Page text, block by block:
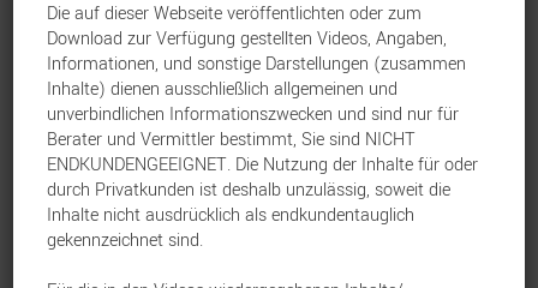
Hausrat-Tarife der NV mit Bestnote ausgezeichnet
NV Versicherungen VVaG Sach 1. Juli 2026
Neue Förderprogramme: Drohnen helfen bei der
Rehkitzrettung
NV Versicherungen VVaG
Die auf dieser Webseite veröffentlichten oder zum
Download zur Verfügung gestellten Videos, Angaben,
Informationen, und sonstige Darstellungen (zusammen
Inhalte) dienen ausschließlich allgemeinen und
unverbindlichen Informationszwecken und sind nur für
Berater und Vermittler bestimmt, Sie sind NICHT
ENDKUNDENGEEIGNET. Die Nutzung der Inhalte für oder
durch Privatkunden ist deshalb unzulässig, soweit die
Inhalte nicht ausdrücklich als endkundentauglich
gekennzeichnet sind.